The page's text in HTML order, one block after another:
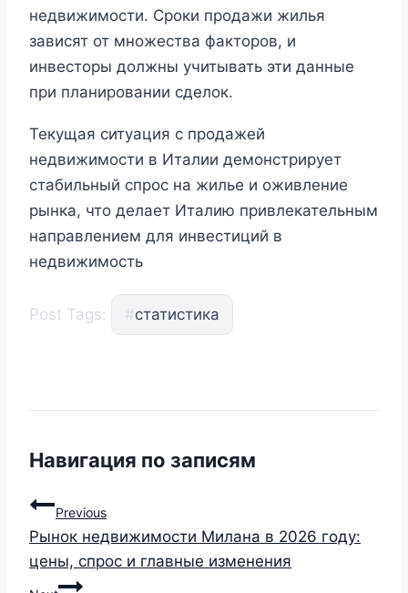
недвижимости. Сроки продажи жилья
зависят от множества факторов, и
инвесторы должны учитывать эти данные
при планировании сделок.
Текущая ситуация с продажей
недвижимости в Италии демонстрирует
стабильный спрос на жилье и оживление
рынка, что делает Италию привлекательным
направлением для инвестиций в
недвижимость
Post Tags: #статистика
Навигация по записям
Previous
Рынок недвижимости Милана в 2026 году:
цены, спрос и главные изменения